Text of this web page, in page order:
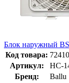
Блок наружный
Код товара:
Артикул:
НС-
Бренд:
Ballu